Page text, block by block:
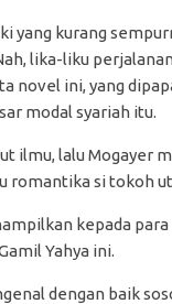
yang kurang
lika-liku
novel ini, yang
modal syariah itu.
ilmu, lalu Mogayer
romantika si tokoh
kepada
Yahya ini.
dengan baik